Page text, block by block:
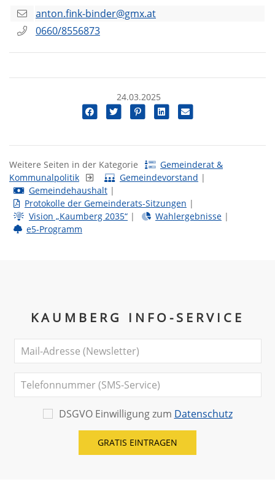
anton.fink-binder@gmx.at
0660/8556873
24.03.2025
Weitere Seiten in der Kategorie
Gemeinderat &
Kommunalpolitik
Gemeindevorstand |
Gemeindehaushalt |
Protokolle der Gemeinderats-Sitzungen |
Vision „Kaumberg 2035“ | Wahlergebnisse |
e5-Programm
KAUMBERG INFO-SERVICE
DSGVO Einwilligung zum Datenschutz